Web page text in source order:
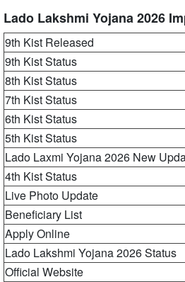
Lado Lakshmi Yojana 2026
9th Kist Released
9th Kist Status
8th Kist Status
7th Kist Status
6th Kist Status
5th Kist Status
Lado Laxmi Yojana 2026 New
4th Kist Status
Live Photo Update
Beneficiary List
Apply Online
Lado Lakshmi Yojana 2026 Status
Official Website